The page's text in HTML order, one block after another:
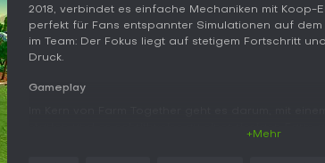
2018, verbindet es einfache Mechaniken mit Koop-
perfekt für Fans entspannter Simulationen auf
im Team: Der Fokus liegt auf stetigem Fortschritt
Druck.
Gameplay
+Mehr